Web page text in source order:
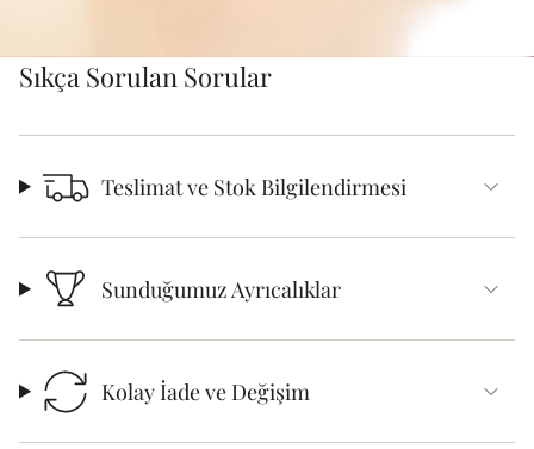
Sıkça Sorulan Sorular
Teslimat ve Stok Bilgilendirmesi
Sunduğumuz Ayrıcalıklar
Kolay İade ve Değişim